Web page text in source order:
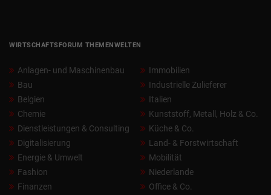
WIRTSCHAFTSFORUM THEMENWELTEN
Anlagen- und Maschinenbau
Bau
Belgien
Chemie
Dienstleistungen & Consulting
Digitalisierung
Energie & Umwelt
Fashion
Finanzen
Immobilien
Industrielle Zulieferer
Italien
Kunststoff, Metall, Holz & Co.
Küche & Co.
Land- & Forstwirtschaft
Mobilität
Niederlande
Office & Co.